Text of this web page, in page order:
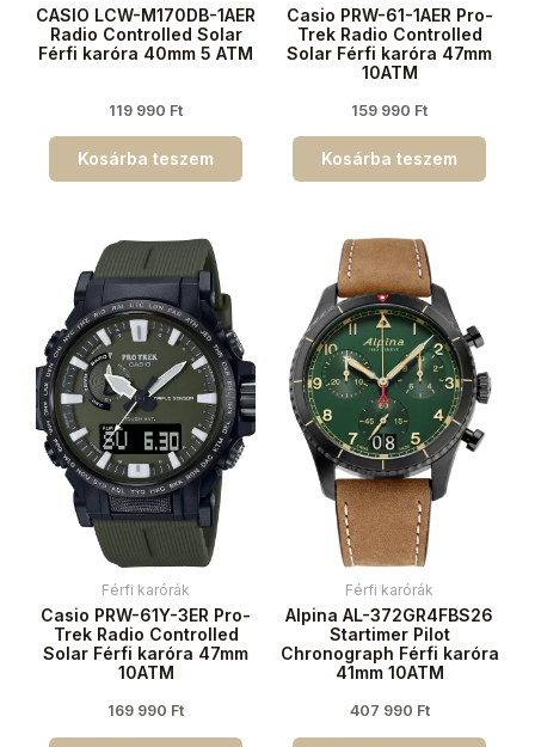
CASIO LCW-M170DB-1AER
Radio Controlled Solar
Férfi karóra 40mm 5 ATM
119 990 Ft
Kosárba teszem
Casio PRW-61-1AER Pro-
Trek Radio Controlled
Solar Férfi karóra 47mm
10ATM
159 990 Ft
Kosárba teszem
Férfi karórák
Casio PRW-61Y-3ER Pro-
Trek Radio Controlled
Solar Férfi karóra 47mm
10ATM
169 990 Ft
Férfi karórák
Alpina AL-372GR4FBS26
Startimer Pilot
Chronograph Férfi karóra
41mm 10ATM
407 990 Ft